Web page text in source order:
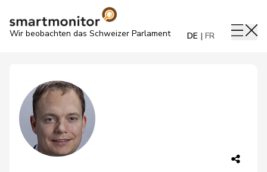
Wir beobachten das Schweizer Parlament DE FR